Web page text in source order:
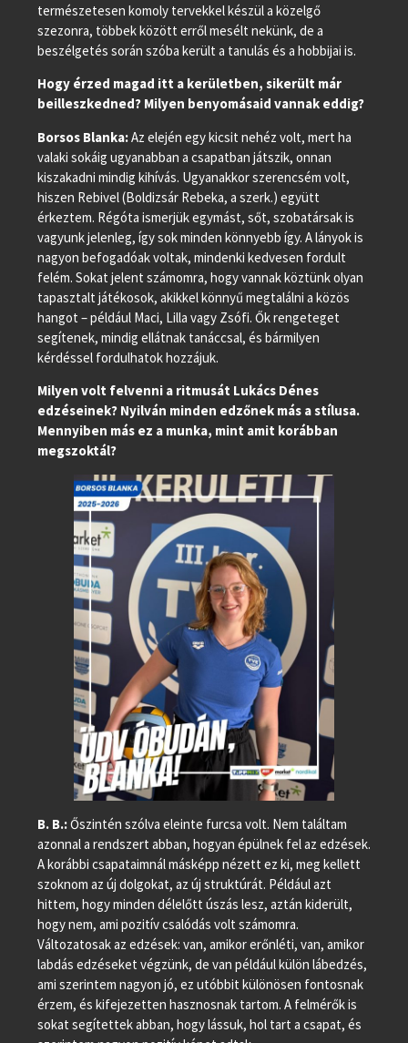
természetesen komoly tervekkel készül a közelgő
szezonra, többek között erről mesélt nekünk, de a
beszélgetés során szóba került a tanulás és a hobbijai is.
Hogy érzed magad itt a kerületben, sikerült már
beilleszkedned? Milyen benyomásaid vannak eddig?
Borsos Blanka:Az elején egy kicsit nehéz volt, mert ha
valaki sokáig ugyanabban a csapatban játszik, onnan
kiszakadni mindig kihívás. Ugyanakkor szerencsém volt,
hiszen Rebivel (Boldizsár Rebeka, a szerk.) együtt
érkeztem. Régóta ismerjük egymást, sőt, szobatársak is
vagyunk jelenleg, így sok minden könnyebb így. A lányok is
nagyon befogadóak voltak, mindenki kedvesen fordult
felém. Sokat jelent számomra, hogy vannak köztünk olyan
tapasztalt játékosok, akikkel könnyű megtalálni a közös
hangot – például Maci, Lilla vagy Zsófi. Ők rengeteget
segítenek, mindig ellátnak tanáccsal, és bármilyen
kérdéssel fordulhatok hozzájuk.
Milyen volt felvenni a ritmusát Lukács Dénes
edzéseinek? Nyilván minden edzőnek más a stílusa.
Mennyiben más ez a munka, mint amit korábban
megszoktál?
B. B.:Őszintén szólva eleinte furcsa volt. Nem találtam
azonnal a rendszert abban, hogyan épülnek fel az edzések.
A korábbi csapataimnál másképp nézett ez ki, meg kellett
szoknom az új dolgokat, az új struktúrát. Például azt
hittem, hogy minden délelőtt úszás lesz, aztán kiderült,
hogy nem, ami pozitív csalódás volt számomra.
Változatosak az edzések: van, amikor erőnléti, van, amikor
labdás edzéseket végzünk, de van például külön lábedzés,
ami szerintem nagyon jó, ez utóbbit különösen fontosnak
érzem, és kifejezetten hasznosnak tartom. A felmérők is
sokat segítettek abban, hogy lássuk, hol tart a csapat, és